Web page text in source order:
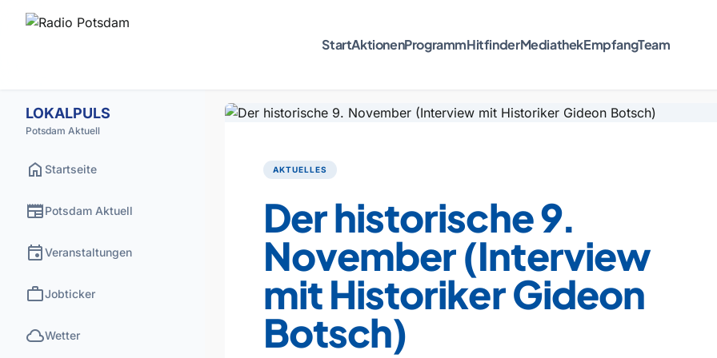
StartAktionenProgrammHitfinderMediathekEmpfangTeam
LOKALPULS
Potsdam Aktuell
home Startseite
newspaperPotsdam Aktuell
eventVeranstaltungen
workJobticker
cloudWetter
AKTUELLES
Der historische 9.
November (Interview
mit Historiker Gideon
Botsch)